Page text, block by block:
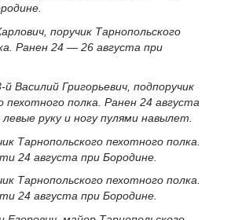
поручик Тарнопольского
Ранен 24 — 26 августа при
Василий Григорьевич, подпоручик
пехотного полка. Ранен 24 августа
руку и ногу пулями навылет.
Тарнопольского пехотного полка.
24 августа при Бородине.
Тарнопольского пехотного полка.
24 августа при Бородине.